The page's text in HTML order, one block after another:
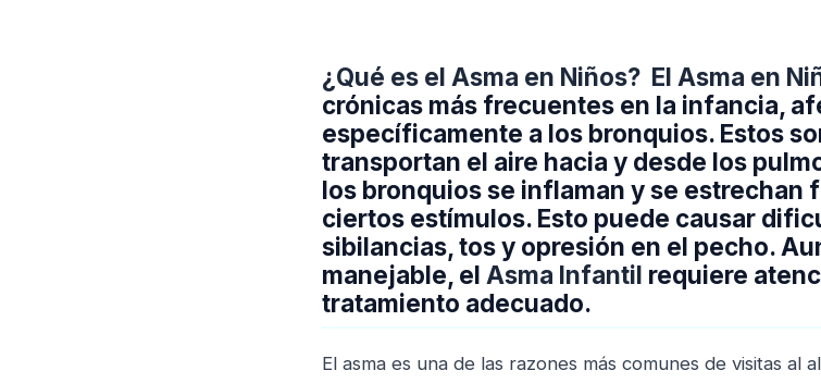
¿Qué es el Asma en Niños? El Asma en
crónicas más frecuentes en la infancia,
específicamente a los bronquios. Estos
transportan el aire hacia y desde los
los bronquios se inflaman y se estrechan
ciertos estímulos. Esto puede causar
sibilancias, tos y opresión en el pecho.
manejable, el Asma Infantil requiere
tratamiento adecuado.
El asma es una de las razones más comunes de visitas al